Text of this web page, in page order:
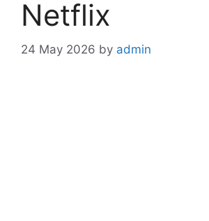
Netflix
24 May 2026 by admin